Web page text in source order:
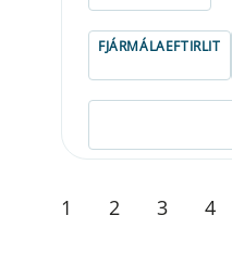
FJÁRMÁLAEFTIRLIT
1 2 3 4